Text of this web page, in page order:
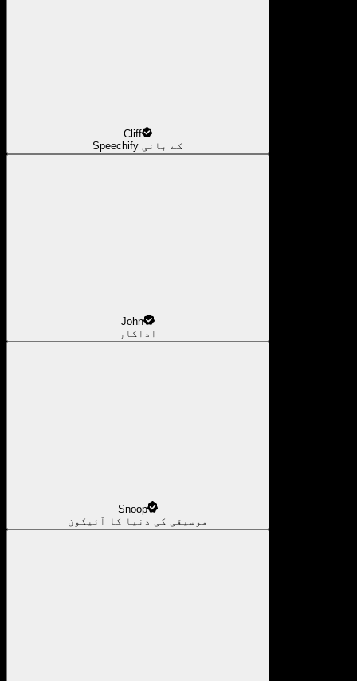
Cliff
Speechify کے بانی
John
اداکار
Snoop
موسیقی کی دنیا کا آئیکون